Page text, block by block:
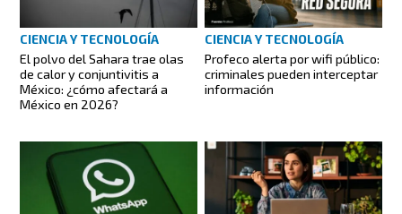
CIENCIA Y TECNOLOGÍA
El polvo del Sahara trae olas
de calor y conjuntivitis a
México: ¿cómo afectará a
México en 2026?
CIENCIA Y TECNOLOGÍA
Profeco alerta por wifi público:
criminales pueden interceptar
información